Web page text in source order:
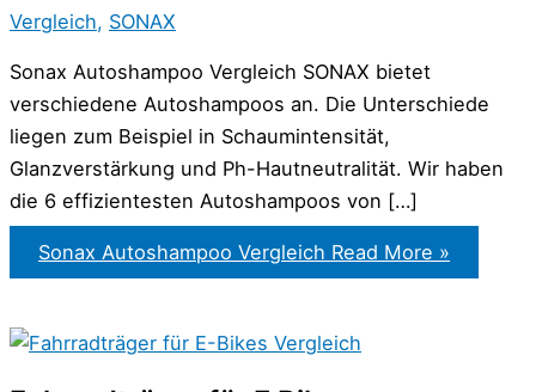
Vergleich, SONAX
Sonax Autoshampoo Vergleich SONAX bietet
verschiedene Autoshampoos an. Die Unterschiede
liegen zum Beispiel in Schaumintensität,
Glanzverstärkung und Ph-Hautneutralität. Wir haben
die 6 effizientesten Autoshampoos von […]
Sonax Autoshampoo Vergleich Read More »